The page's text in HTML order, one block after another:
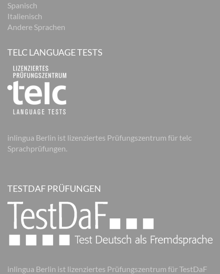
Spanisch
Italienisch
Andere Sprachen
TELC LANGUAGE TESTS
inlingua Berlin ist lizenziertes Prüfungszentrum für telc
Sprachprüfungen.
TESTDAF PRÜFUNGEN
inlingua Berlin ist lizenziertes Prüfungszentrum für TestDaF